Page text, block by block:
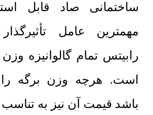
ساختمانی صاد قابل
مهمترین عامل
رابیتس تمام گالوانیزه
است. هرچه وزن برگه
باشد قیمت آن نیز به تناسب